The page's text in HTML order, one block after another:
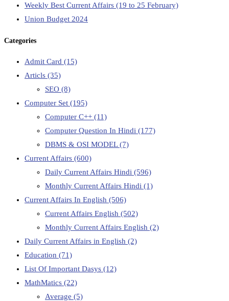
Weekly Best Current Affairs (19 to 25 February)
Union Budget 2024
Categories
Admit Card (15)
Articls (35)
SEO (8)
Computer Set (195)
Computer C++ (11)
Computer Question In Hindi (177)
DBMS & OSI MODEL(7)
Current Affairs (600)
Daily Current Affairs Hindi (596)
Monthly Current Affairs Hindi (1)
Current Affairs In English (506)
Current Affairs English (502)
Monthly Current Affairs English (2)
Daily Current Affairs in English (2)
Education (71)
List Of Important Dasys (12)
MathMatics (22)
Average (5)